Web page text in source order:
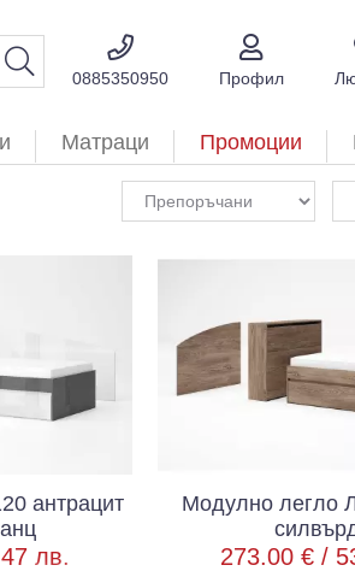
0885350950 Профил
Матраци Промоции
антрацит
лв.
Модулно легло
273.00 € /